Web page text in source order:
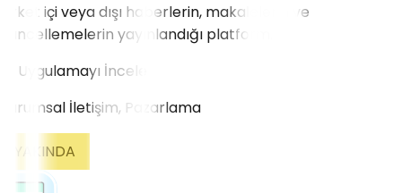
Şirket içi veya dışı haberlerin, makalelerin ve
güncellemelerin yayınlandığı platform.
Uygulamayı İncele
Kurumsal İletişim, Pazarlama
YAKINDA